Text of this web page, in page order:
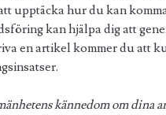
upptäcka hur du kan
kan hjälpa dig att
en artikel kommer du att
kännedom om dina